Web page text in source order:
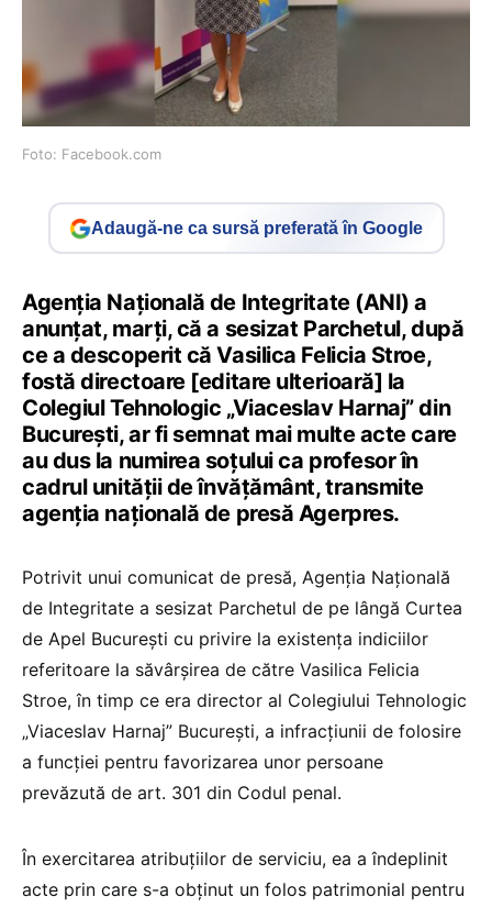
Foto: Facebook.com
Adaugă-ne ca sursă preferată în Google
Agenţia Naţională de Integritate (ANI) a
anunţat, marţi, că a sesizat Parchetul, după
ce a descoperit că Vasilica Felicia Stroe,
fostă directoare [editare ulterioară] la
Colegiul Tehnologic „Viaceslav Harnaj” din
Bucureşti, ar fi semnat mai multe acte care
au dus la numirea soţului ca profesor în
cadrul unităţii de învăţământ, transmite
agenția națională de presă Agerpres.
Potrivit unui comunicat de presă, Agenţia Naţională
de Integritate a sesizat Parchetul de pe lângă Curtea
de Apel Bucureşti cu privire la existenţa indiciilor
referitoare la săvârşirea de către Vasilica Felicia
Stroe, în timp ce era director al Colegiului Tehnologic
„Viaceslav Harnaj” Bucureşti, a infracţiunii de folosire
a funcţiei pentru favorizarea unor persoane
prevăzută de art. 301 din Codul penal.
În exercitarea atribuţiilor de serviciu, ea a îndeplinit
acte prin care s-a obţinut un folos patrimonial pentru